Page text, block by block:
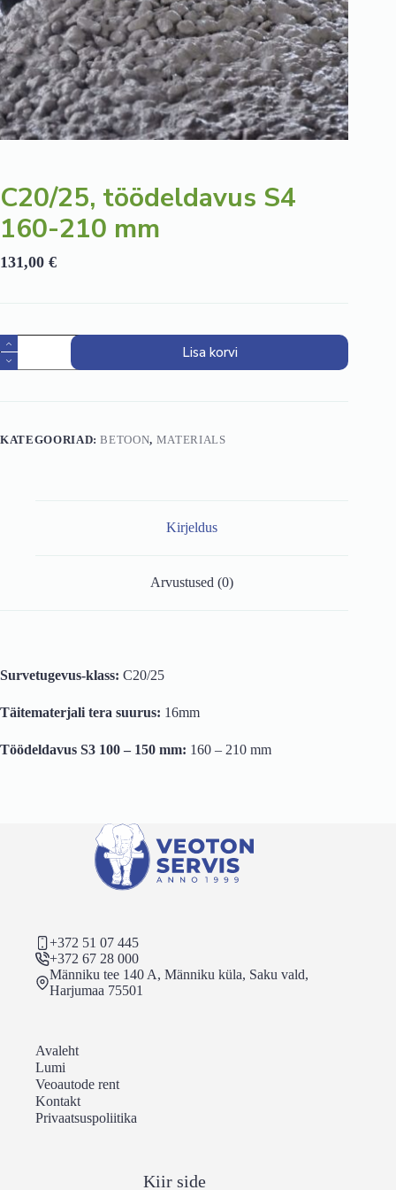
C20/25, töödeldavus S4
160-210 mm
131,00 €
C20/25,
töödeldavus
S4
Lisa korvi
KATEGOORIAD:BETOON, MATERIALS
Kirjeldus
Arvustused (0)
Survetugevus-klass: C20/25
Täitematerjali tera suurus: 16mm
Töödeldavus S3 100 – 150 mm: 160 – 210 mm
+372 51 07 445
+372 67 28 000
Männiku tee 140 A, Männiku küla, Saku vald,
Harjumaa 75501
Avaleht
Lumi
Veoautode rent
Kontakt
Privaatsuspoliitika
Kiir side